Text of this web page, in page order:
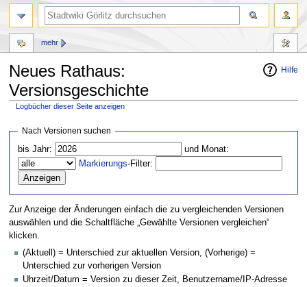
Hilfe
Neues Rathaus:
Versionsgeschichte
Logbücher dieser Seite anzeigen
springen
springen
Nach Versionen suchen
bis Jahr:
und Monat:
Markierungs-Filter:
Zur Anzeige der Änderungen einfach die zu vergleichenden Versionen
auswählen und die Schaltfläche „Gewählte Versionen vergleichen“
klicken.
(Aktuell) = Unterschied zur aktuellen Version, (Vorherige) =
Unterschied zur vorherigen Version
Uhrzeit/Datum = Version zu dieser Zeit, Benutzername/IP-Adresse
mehr